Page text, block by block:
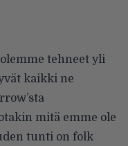
tehneet yli
kaikki ne
mitä emme ole
tunti on folk